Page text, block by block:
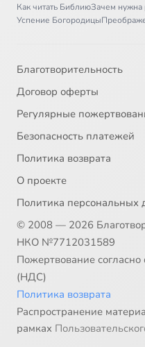
Как читать БиблиюЗачем нужна
Успение Богородицы
Благотворительность
Договор оферты
Регулярные
Безопасность платежей
Политика возврата
О проекте
Политика персональных
© 2008 — 2026
НКО №7712031589
Пожертвование
(НДС)
Политика возврата
Распространение
рамках